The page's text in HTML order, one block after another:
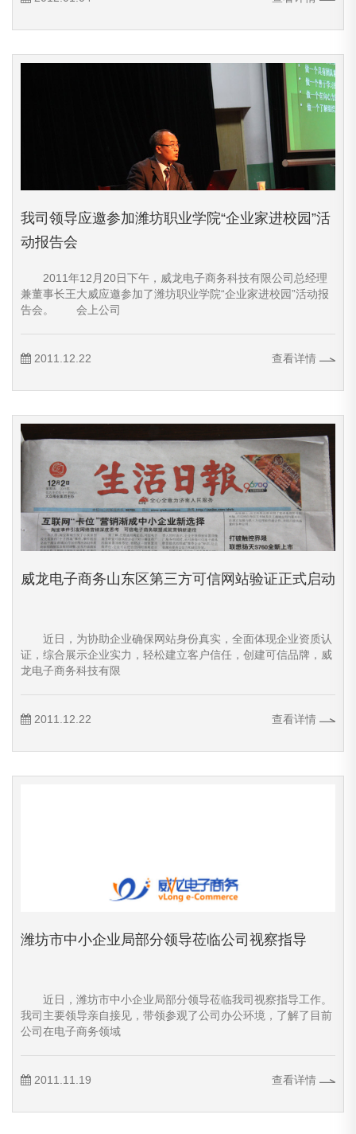
我司领导应邀参加潍坊职业学院“企业家进校园”活
动报告会
2011年12月20日下午，威龙电子商务科技有限公司总经理
兼董事长王大威应邀参加了潍坊职业学院“企业家进校园”活动报
告会。 会上公司
2011.12.22 查看详情
威龙电子商务山东区第三方可信网站验证正式启动
近日，为协助企业确保网站身份真实，全面体现企业资质认
证，综合展示企业实力，轻松建立客户信任，创建可信品牌，威
龙电子商务科技有限
2011.12.22 查看详情
潍坊市中小企业局部分领导莅临公司视察指导
近日，潍坊市中小企业局部分领导莅临我司视察指导工作。
我司主要领导亲自接见，带领参观了公司办公环境，了解了目前
公司在电子商务领域
2011.11.19 查看详情